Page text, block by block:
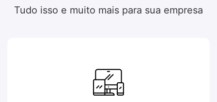
Tudo isso e muito mais para sua empresa